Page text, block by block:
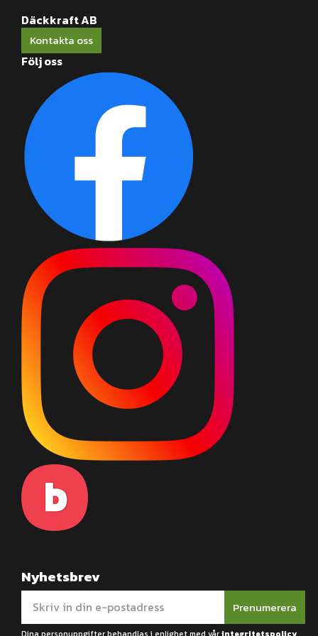
Nyhetsbrev
Prenumerera
Däckkraft AB
Kontakta oss
Följ oss